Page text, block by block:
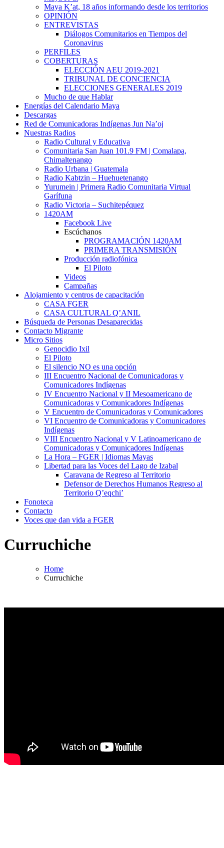
Maya K’at, 18 años informando desde los territorios
OPINIÓN
ENTREVISTAS
Diálogos Comunitarios en Tiempos del
Coronavirus
PERFILES
COBERTURAS
ELECCIÓN AEU 2019-2021
TRIBUNAL DE CONCIENCIA
ELECCIONES GENERALES 2019
Mucho de que Hablar
Energías del Calendario Maya
Descargas
Red de Comunicadoras Indígenas Jun Na’oj
Nuestras Radios
Radio Cultural y Educativa
Comunitaria San Juan 101.9 FM | Comalapa,
Chimaltenango
Radio Urbana | Guatemala
Radio Kabtzin – Huehuetenango
Yurumein | Primera Radio Comunitaria Virtual
Garífuna
Radio Victoria – Suchitepéquez
1420AM
Facebook Live
Escúchanos
PROGRAMACIÓN 1420AM
PRIMERA TRANSMISIÓN
Producción radiofónica
El Piloto
Videos
Campañas
Alojamiento y centros de capacitación
CASA FGER
CASA CULTURAL Q’ANIL
Búsqueda de Personas Desaparecidas
Contacto Migrante
Micro Sitios
Genocidio Ixil
El Piloto
El silencio NO es una opción
III Encuentro Nacional de Comunicadoras y
Comunicadores Indígenas
IV Encuentro Nacional y II Mesoamericano de
Comunicadoras y Comunicadores Indígenas
V Encuentro de Comunicadoras y Comunicadores
VI Encuentro de Comunicadoras y Comunicadores
Indígenas
VIII Encuentro Nacional y V Latinoamericano de
Comunicadoras y Comunicadores Indígenas
La Hora – FGER | Idiomas Mayas
Libertad para las Voces del Lago de Izabal
Caravana de Regreso al Territorio
Defensor de Derechos Humanos Regreso al
Territorio Q’eqchi’
Fonoteca
Contacto
Voces que dan vida a FGER
Curruchiche
Home
Curruchiche